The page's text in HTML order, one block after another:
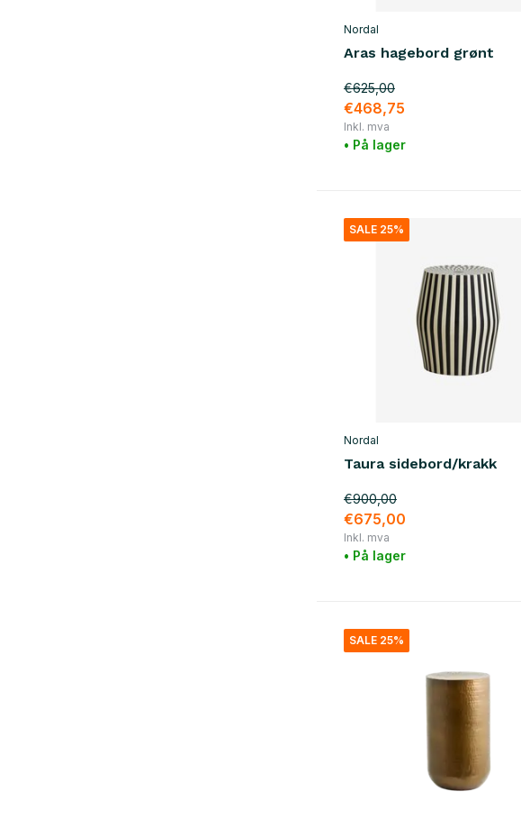
Nordal
Aras hagebord grønt
€625,00
€468,75
Inkl. mva
• På lager
SALE 25%
Nordal
Taura sidebord/krakk
€900,00
€675,00
Inkl. mva
• På lager
SALE 25%